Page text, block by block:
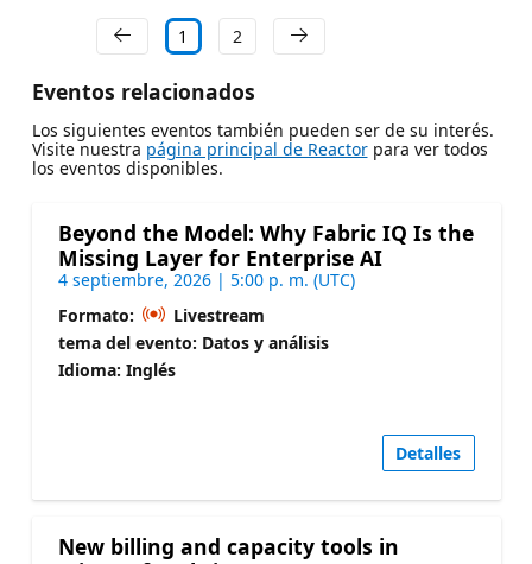
1 2
Eventos relacionados
Los siguientes eventos también pueden ser de su interés.
Visite nuestra página principal de Reactorpara ver todos
los eventos disponibles.
Beyond the Model: Why Fabric IQ Is the
Missing Layer for Enterprise AI
4 septiembre, 2026 | 5:00 p. m. (UTC)
Formato:
Livestream
tema del evento: Datos y análisis
Idioma: Inglés
Detalles
New billing and capacity tools in